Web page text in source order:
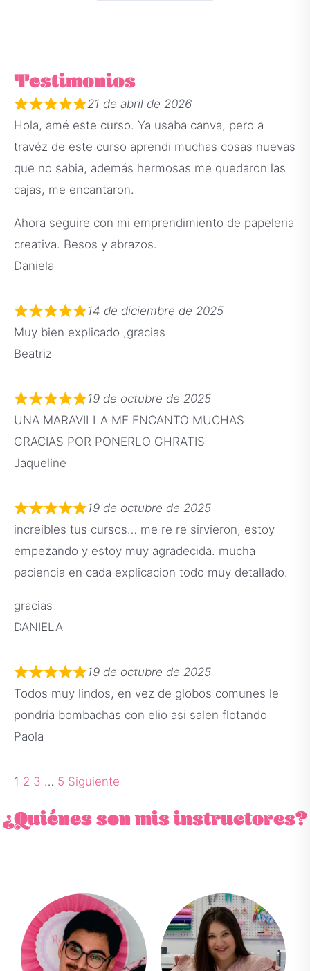
Testimonios
21 de abril de 2026
Hola, amé este curso. Ya usaba canva, pero a
travéz de este curso aprendi muchas cosas nuevas
que no sabia, además hermosas me quedaron las
cajas, me encantaron.
Ahora seguire con mi emprendimiento de papeleria
creativa. Besos y abrazos.
Daniela
14 de diciembre de 2025
Muy bien explicado ,gracias
Beatriz
19 de octubre de 2025
UNA MARAVILLA ME ENCANTO MUCHAS
GRACIAS POR PONERLO GHRATIS
Jaqueline
19 de octubre de 2025
increibles tus cursos… me re re sirvieron, estoy
empezando y estoy muy agradecida. mucha
paciencia en cada explicacion todo muy detallado.
gracias
DANIELA
19 de octubre de 2025
Todos muy lindos, en vez de globos comunes le
pondría bombachas con elio asi salen flotando
Paola
1 2 3 … 5 Siguiente
¿Quiénes son mis instructores?